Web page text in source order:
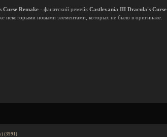
Curse Remake - фанатский ремейк Castlevania III Dracula's Curse
некоторыми новыми элементами, которых не было в оригинале.
(3991)